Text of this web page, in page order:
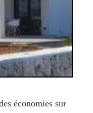
économies sur